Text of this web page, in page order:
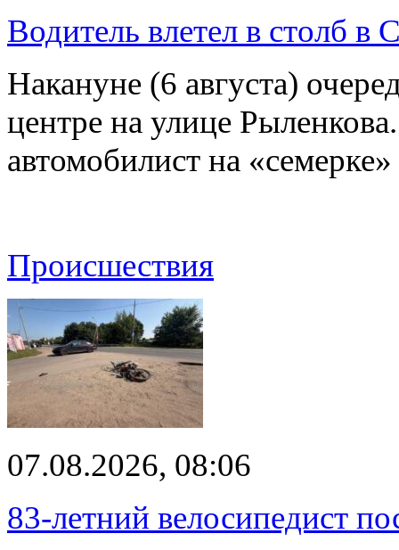
Водитель влетел в столб в
Накануне (6 августа)
центре на улице
автомобилист на
Происшествия
07.08.2026, 08:06
83-летний велосипедист